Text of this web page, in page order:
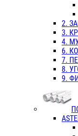
2.
3.
4.
6.
7.
8.
9.